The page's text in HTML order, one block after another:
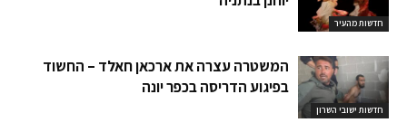
חדשות מהעיר
חדשות ישובי השרון
המשטרה עצרה את ארכאן חאלד – החשוד
בפיגוע הדריסה בכפר יונה